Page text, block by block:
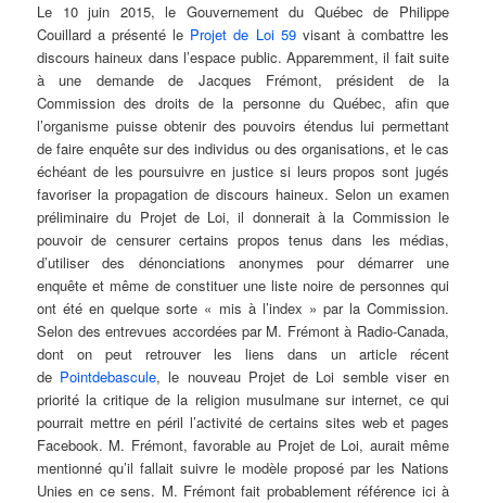
Le 10 juin 2015, le Gouvernement du Québec de Philippe
Couillard a présenté le Projet de Loi 59visant à combattre les
discours haineux dans l’espace public. Apparemment, il fait suite
à une demande de Jacques Frémont, président de la
Commission des droits de la personne du Québec, afin que
l’organisme puisse obtenir des pouvoirs étendus lui permettant
de faire enquête sur des individus ou des organisations, et le cas
échéant de les poursuivre en justice si leurs propos sont jugés
favoriser la propagation de discours haineux. Selon un examen
préliminaire du Projet de Loi, il donnerait à la Commission le
pouvoir de censurer certains propos tenus dans les médias,
d’utiliser des dénonciations anonymes pour démarrer une
enquête et même de constituer une liste noire de personnes qui
ont été en quelque sorte « mis à l’index » par la Commission.
Selon des entrevues accordées par M. Frémont à Radio-Canada,
dont on peut retrouver les liens dans un article récent
de Pointdebascule, le nouveau Projet de Loi semble viser en
priorité la critique de la religion musulmane sur internet, ce qui
pourrait mettre en péril l’activité de certains sites web et pages
Facebook. M. Frémont, favorable au Projet de Loi, aurait même
mentionné qu’il fallait suivre le modèle proposé par les Nations
Unies en ce sens. M. Frémont fait probablement référence ici à